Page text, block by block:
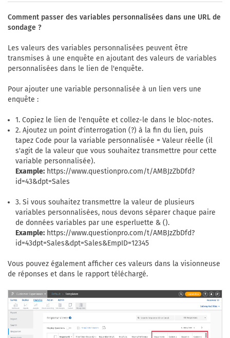
Comment passer des variables personnalisées dans une URL de
sondage ?
Les valeurs des variables personnalisées peuvent être
transmises à une enquête en ajoutant des valeurs de variables
personnalisées dans le lien de l'enquête.
Pour ajouter une variable personnalisée à un lien vers une
enquête :
1. Copiez le lien de l'enquête et collez-le dans le bloc-notes.
2. Ajoutez un point d'interrogation (?) à la fin du lien, puis
tapez Code pour la variable personnalisée = Valeur réelle (il
s'agit de la valeur que vous souhaitez transmettre pour cette
variable personnalisée).
Example: https://www.questionpro.com/t/AMBJzZbDfd?
id=43&dpt=Sales
3. Si vous souhaitez transmettre la valeur de plusieurs
variables personnalisées, nous devons séparer chaque paire
de données variables par une esperluette & ().
Example: https://www.questionpro.com/t/AMBJzZbDfd?
id=43dpt=Sales&dpt=Sales&EmpID=12345
Vous pouvez également afficher ces valeurs dans la visionneuse
de réponses et dans le rapport téléchargé.